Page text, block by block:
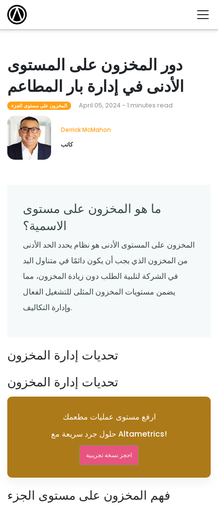
دور المخزون على المستوى
الأدنى في إدارة بار المطاعم
المخزون على مستوى الجزء April 05, 2024 - 1 minutes read
Derrick McMahon
كاتب
ما هو المخزون على مستوى
الاسمية؟
المخزون على المستوى الأدنى هو نظام يحدد الحد الأدنى
من المخزون الذي يجب أن يكون دائمًا في متناول اليد
في الشركة لتلبية الطلب دون زيادة المخزون، مما
يضمن مستويات المخزون المثلى للتشغيل الفعال
وإدارة التكاليف.
تحديات إدارة المخزون
تحديات إدارة المخزون
ارفع مستوى عمليات مطعمك
حلول جرد سريعة مع Altametrics!
احجز نسخة تجريبية
فهم المخزون على مستوى الجزء